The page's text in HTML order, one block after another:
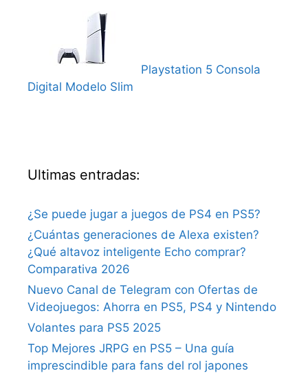
Playstation 5 Consola
Digital Modelo Slim
Ultimas entradas:
¿Se puede jugar a juegos de PS4 en PS5?
¿Cuántas generaciones de Alexa existen?
¿Qué altavoz inteligente Echo comprar?
Comparativa 2026
Nuevo Canal de Telegram con Ofertas de
Videojuegos: Ahorra en PS5, PS4 y Nintendo
Volantes para PS5 2025
Top Mejores JRPG en PS5 – Una guía
imprescindible para fans del rol japones